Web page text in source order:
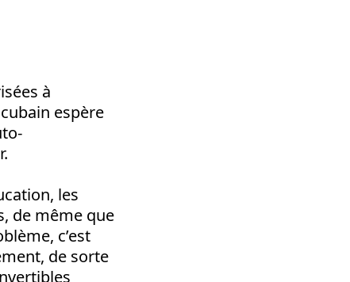
à
espère
les
de même que
c’est
de sorte